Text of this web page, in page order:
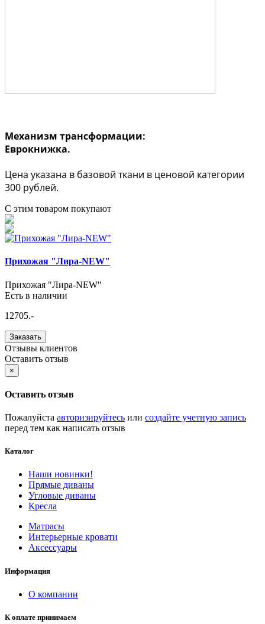
Механизм трансформации:
Еврокнижка.
Цена указана в базовой ткани в ценовой категории
300 рублей.
С этим товаром покупают
Прихожая "Лира-NEW"
Прихожая "Лира-NEW"
Есть в наличии
12705.-
Заказать
Отзывы клиентов
Оставить отзыв
×
Оставить отзыв
Пожалуйста авторизируйтесь или создайте учетную запись
перед тем как написать отзыв
Каталог
Наши новинки!
Прямые диваны
Угловые диваны
Кресла
Матрасы
Интерьерные кровати
Аксессуары
Информация
О компании
К оплате принимаем